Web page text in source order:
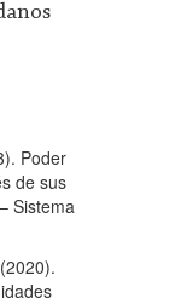
Poder
de sus
Sistema